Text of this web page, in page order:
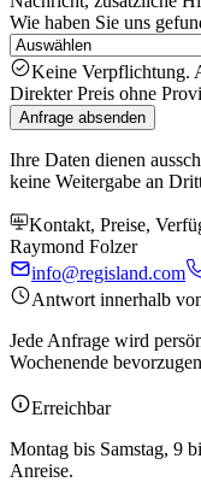
Wie haben Sie uns
Keine Verpflichtung.
Direkter Preis ohne
Anfrage absenden
Ihre Daten dienen
keine Weitergabe an
Kontakt, Preise,
Raymond Folzer
info@regisland.com
Antwort innerhalb
Jede Anfrage wird
Wochenende
Erreichbar
Montag bis Samstag, 9
Anreise.